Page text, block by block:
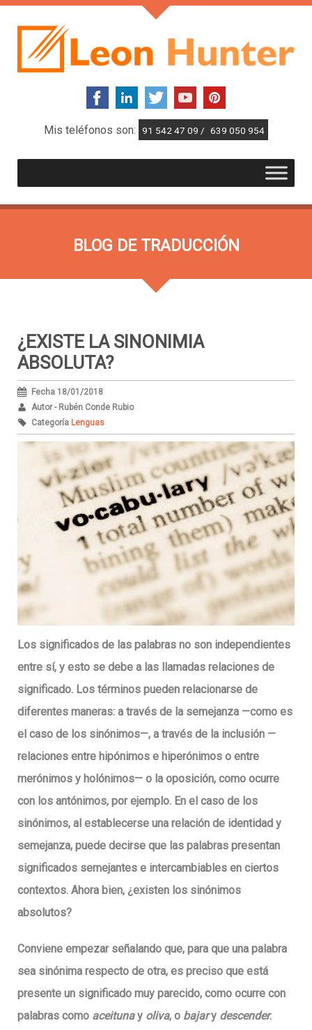
Mis teléfonos son: 91 542 47 09 / 639 050 954
BLOG DE TRADUCCIÓN
¿EXISTE LA SINONIMIA
ABSOLUTA?
Fecha 18/01/2018
Autor - Rubén Conde Rubio
Categoría Lenguas
Los significados de las palabras no son independientes
entre sí, y esto se debe a las llamadas relaciones de
significado. Los términos pueden relacionarse de
diferentes maneras: a través de la semejanza —como es
el caso de los sinónimos—, a través de la inclusión —
relaciones entre hipónimos e hiperónimos o entre
merónimos y holónimos— o la oposición, como ocurre
con los antónimos, por ejemplo. En el caso de los
sinónimos, al establecerse una relación de identidad y
semejanza, puede decirse que las palabras presentan
significados semejantes e intercambiables en ciertos
contextos. Ahora bien, ¿existen los sinónimos
absolutos?
Conviene empezar señalando que, para que una palabra
sea sinónima respecto de otra, es preciso que está
presente un significado muy parecido, como ocurre con
palabras como aceitunay oliva, o bajary descender.